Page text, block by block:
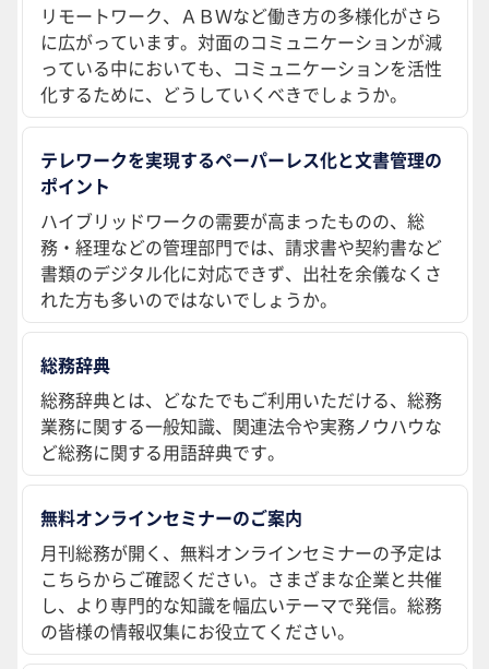
リモートワーク、ＡＢＷなど働き方の多様化がさら
に広がっています。対面のコミュニケーションが減
っている中においても、コミュニケーションを活性
化するために、どうしていくべきでしょうか。
テレワークを実現するペーパーレス化と文書管理の
ポイント
ハイブリッドワークの需要が高まったものの、総
務・経理などの管理部門では、請求書や契約書など
書類のデジタル化に対応できず、出社を余儀なくさ
れた方も多いのではないでしょうか。
総務辞典
総務辞典とは、どなたでもご利用いただける、総務
業務に関する一般知識、関連法令や実務ノウハウな
ど総務に関する用語辞典です。
無料オンラインセミナーのご案内
月刊総務が開く、無料オンラインセミナーの予定は
こちらからご確認ください。さまざまな企業と共催
し、より専門的な知識を幅広いテーマで発信。総務
の皆様の情報収集にお役立てください。